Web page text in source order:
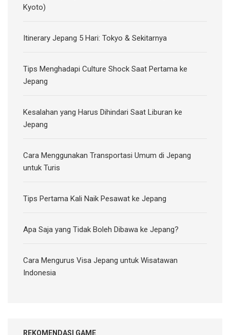
Kyoto)
Itinerary Jepang 5 Hari: Tokyo & Sekitarnya
Tips Menghadapi Culture Shock Saat Pertama ke
Jepang
Kesalahan yang Harus Dihindari Saat Liburan ke
Jepang
Cara Menggunakan Transportasi Umum di Jepang
untuk Turis
Tips Pertama Kali Naik Pesawat ke Jepang
Apa Saja yang Tidak Boleh Dibawa ke Jepang?
Cara Mengurus Visa Jepang untuk Wisatawan
Indonesia
REKOMENDASI GAME